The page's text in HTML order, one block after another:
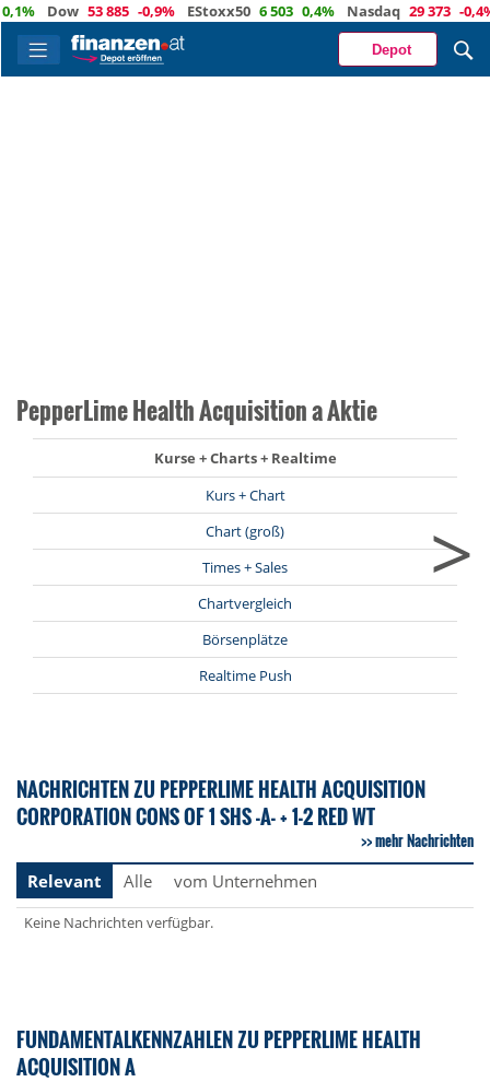
Dow 53 885 -0,9% EStoxx50 6 503 0,4% Nasdaq 29 373 -0,4%
Depot
PepperLime Health Acquisition a Aktie
Kurse + Charts + Realtime
Kurs + Chart
Chart (groß)
Times + Sales
Chartvergleich
Börsenplätze
Realtime Push
>
NACHRICHTEN ZU PEPPERLIME HEALTH ACQUISITION
CORPORATION CONS OF 1 SHS -A- + 1-2 RED WT
mehr Nachrichten
Relevant
Alle vom Unternehmen
Keine Nachrichten verfügbar.
FUNDAMENTALKENNZAHLEN ZU PEPPERLIME HEALTH
ACQUISITION A